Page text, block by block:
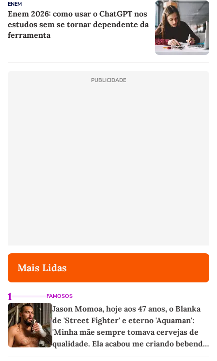
ENEM
Enem 2026: como usar o ChatGPT nos
estudos sem se tornar dependente da
ferramenta
PUBLICIDADE
Mais Lidas
1 FAMOSOS
Jason Momoa, hoje aos 47 anos, o Blanka
de 'Street Fighter' e eterno 'Aquaman':
'Minha mãe sempre tomava cervejas de
qualidade. Ela acabou me criando bebendo